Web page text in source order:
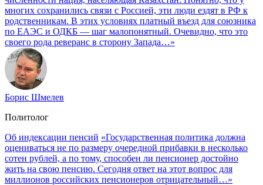
многих сохранились связи с Россией, эти люди ездят в РФ к
родственникам. В этих условиях платный въезд для союзника
по ЕАЭС и ОДКБ — шаг малопонятный. Очевидно, что это
своего рода реверанс в сторону Запада…»
Борис Шмелев
Политолог
Об индексации пенсий «Государственная политика должна
оцениваться не по размеру очередной прибавки в несколько
сотен рублей, а по тому, способен ли пенсионер достойно
жить на свою пенсию. Сегодня ответ на этот вопрос для
миллионов российских пенсионеров отрицательный…»